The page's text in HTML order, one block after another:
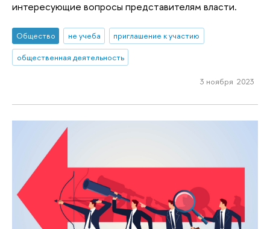
интересующие вопросы представителям власти.
Общество не учеба
приглашение к участию
общественная деятельность
3 ноября 2023